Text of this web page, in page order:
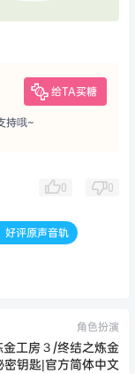
给TA买糖
持哦~
0 0
好评原声音轨
角色扮演
金工房３/终结之炼金
密钥匙|官方简体中文